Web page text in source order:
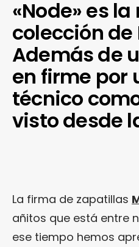
«Node» es
colección de
Además de
en firme por
técnico
visto desde
La firma de zapatillas
añitos que está entre
ese tiempo hemos